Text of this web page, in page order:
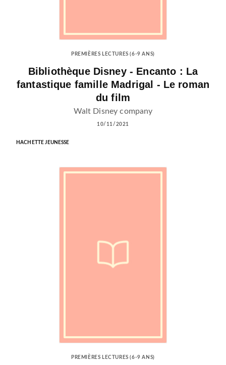
PREMIÈRES LECTURES (6-9 ANS)
Bibliothèque Disney - Encanto : La
fantastique famille Madrigal - Le roman
du film
Walt Disney company
10/11/2021
HACHETTE JEUNESSE
PREMIÈRES LECTURES (6-9 ANS)